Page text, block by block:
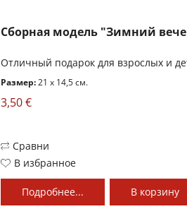
Сборная модель "Зимний
Отличный подарок для взрослых и
Размер:21 x 14,5 см.
3,50 €
Сравни
В избранное
Подробнее... В корзину